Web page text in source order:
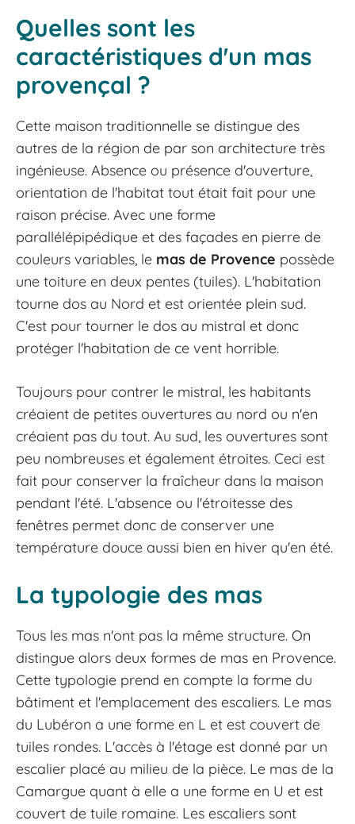
Quelles sont les
caractéristiques d'un mas
provençal ?
Cette maison traditionnelle se distingue des
autres de la région de par son architecture très
ingénieuse. Absence ou présence d'ouverture,
orientation de l'habitat tout était fait pour une
raison précise. Avec une forme
parallélépipédique et des façades en pierre de
couleurs variables, le mas de Provence possède
une toiture en deux pentes (tuiles). L'habitation
tourne dos au Nord et est orientée plein sud.
C'est pour tourner le dos au mistral et donc
protéger l'habitation de ce vent horrible.
Toujours pour contrer le mistral, les habitants
créaient de petites ouvertures au nord ou n'en
créaient pas du tout. Au sud, les ouvertures sont
peu nombreuses et également étroites. Ceci est
fait pour conserver la fraîcheur dans la maison
pendant l'été. L'absence ou l'étroitesse des
fenêtres permet donc de conserver une
température douce aussi bien en hiver qu'en été.
La typologie des mas
Tous les mas n'ont pas la même structure. On
distingue alors deux formes de mas en Provence.
Cette typologie prend en compte la forme du
bâtiment et l'emplacement des escaliers. Le mas
du Lubéron a une forme en L et est couvert de
tuiles rondes. L'accès à l'étage est donné par un
escalier placé au milieu de la pièce. Le mas de la
Camargue quant à elle a une forme en U et est
couvert de tuile romaine. Les escaliers sont